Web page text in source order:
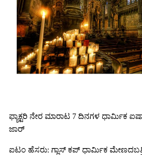
ಫ್ಯಾಕ್ಟರಿ ನೇರ ಮಾರಾಟ 7 ದಿನಗಳ ಧಾರ್ಮಿಕ
ಜಾರ್
ಐಟಂ ಹೆಸರು: ಗ್ಲಾಸ್ ಕಪ್ ಧಾರ್ಮಿಕ